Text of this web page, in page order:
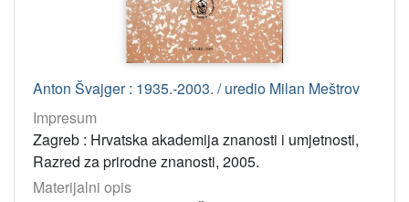
Anton Švajger : 1935.-2003. / uredio Milan Meštrov
Impresum
Zagreb : Hrvatska akademija znanosti i umjetnosti,
Razred za prirodne znanosti, 2005.
Materijalni opis